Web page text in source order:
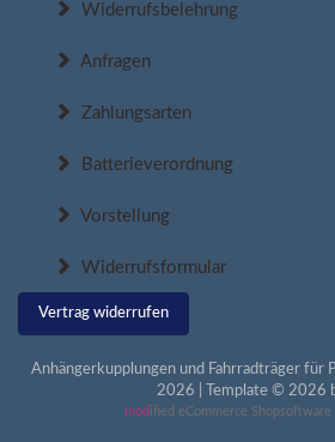
Widerrufsbelehrung
Anfragen
Zahlungsarten
Batterieverordnung
Vorstellung
Widerrufsformular
Vertrag widerrufen
Anhängerkupplungen und Fahrradträger für
2026 | Template © 2026
mod ified eCommerce